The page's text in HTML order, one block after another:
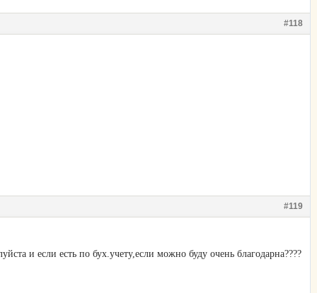
#118
#119
и если есть по бух.учету,если можно буду очень благодарна????